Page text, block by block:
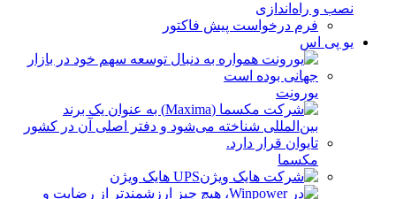
نصب و راه‌اندازی
فرم درخواست پیش فاکتور
یو پی اس
یورونِت
مکسما
UPS هایک ویژن